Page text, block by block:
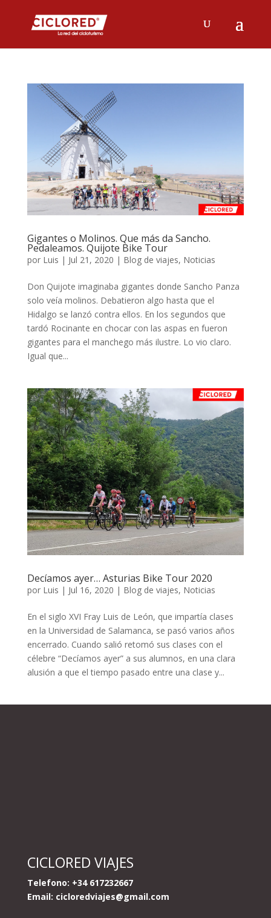
Gigantes o Molinos. Que más da Sancho.
Pedaleamos. Quijote Bike Tour
por Luis | Jul 21, 2020 | Blog de viajes, Noticias
Don Quijote imaginaba gigantes donde Sancho Panza
solo veía molinos. Debatieron algo hasta que el
Hidalgo se lanzó contra ellos. En los segundos que
tardó Rocinante en chocar con las aspas en fueron
gigantes para el manchego más ilustre. Lo vio claro.
Igual que...
Decíamos ayer… Asturias Bike Tour 2020
por Luis | Jul 16, 2020 | Blog de viajes, Noticias
En el siglo XVI Fray Luis de León, que impartía clases
en la Universidad de Salamanca, se pasó varios años
encerrado. Cuando salió retomó sus clases con el
célebre “Decíamos ayer” a sus alumnos, en una clara
alusión a que el tiempo pasado entre una clase y...
CICLORED VIAJES
Telefono: +34 617232667
Email: cicloredviajes@gmail.com